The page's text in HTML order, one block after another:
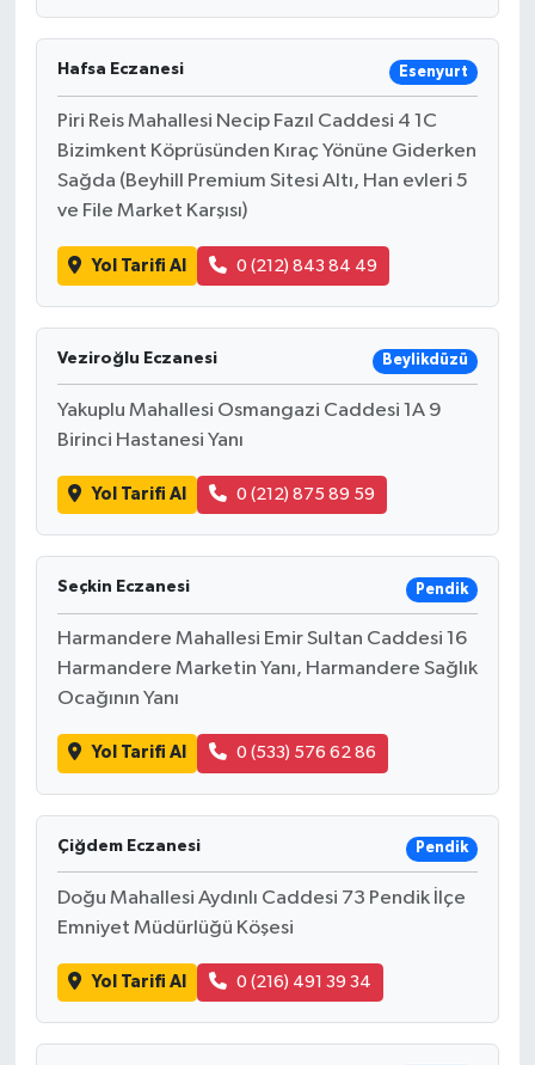
Hafsa Eczanesi Esenyurt
Piri Reis Mahallesi Necip Fazıl Caddesi 4 1C
Bizimkent Köprüsünden Kıraç Yönüne Giderken
Sağda (Beyhill Premium Sitesi Altı, Han evleri 5
ve File Market Karşısı)
Yol Tarifi Al 0 (212) 843 84 49
Veziroğlu Eczanesi Beylikdüzü
Yakuplu Mahallesi Osmangazi Caddesi 1A 9
Birinci Hastanesi Yanı
Yol Tarifi Al 0 (212) 875 89 59
Seçkin Eczanesi Pendik
Harmandere Mahallesi Emir Sultan Caddesi 16
Harmandere Marketin Yanı, Harmandere Sağlık
Ocağının Yanı
Yol Tarifi Al 0 (533) 576 62 86
Çiğdem Eczanesi Pendik
Doğu Mahallesi Aydınlı Caddesi 73 Pendik İlçe
Emniyet Müdürlüğü Köşesi
Yol Tarifi Al 0 (216) 491 39 34